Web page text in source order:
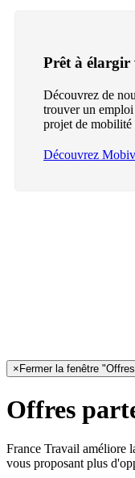
Prêt à élargir
Découvrez de
trouver un
projet de mobilité
Découvrez
× Fermer la fenêtre
Offres
France Travail améliore
vous proposant plus